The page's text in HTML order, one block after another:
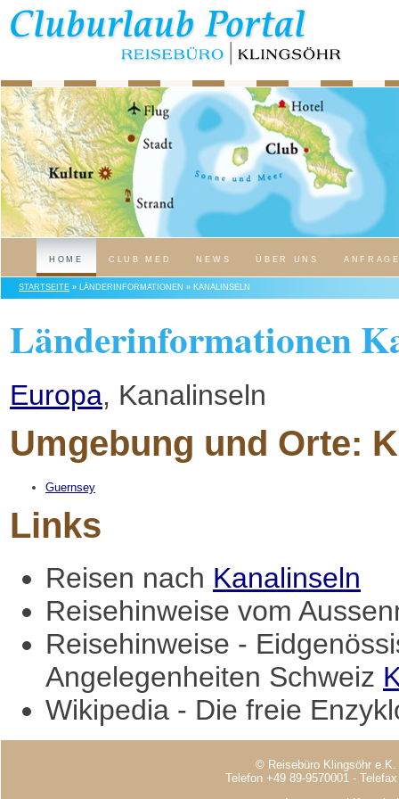
HOME CLUB MED NEWS ÜBER UNS
STARTSEITE » LÄNDERINFORMATIONEN » KANALINSELN
Länderinformationen
Europa, Kanalinseln
Umgebung und Orte:
Guernsey
Links
Reisen nach Kanalinseln
Reisehinweise vom
Reisehinweise -
Angelegenheiten Schweiz
Wikipedia - Die freie
© Reisebüro Klingsöhr
Telefon +49 89-9570001 -